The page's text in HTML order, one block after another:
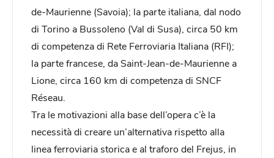
de-Maurienne (Savoia); la parte italiana, dal nodo
di Torino a Bussoleno (Val di Susa), circa 50 km
di competenza di Rete Ferroviaria Italiana (RFI);
la parte francese, da Saint-Jean-de-Maurienne a
Lione, circa 160 km di competenza di SNCF
Réseau.
Tra le motivazioni alla base dell’opera c’è la
necessità di creare un’alternativa rispetto alla
linea ferroviaria storica e al traforo del Frejus, in